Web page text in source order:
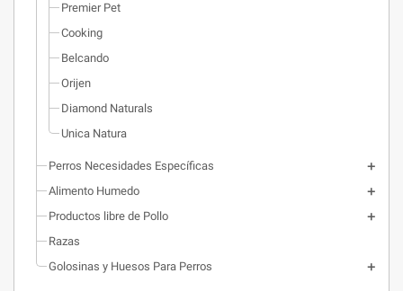
Premier Pet
Cooking
Belcando
Orijen
Diamond Naturals
Unica Natura
Perros Necesidades Específicas
Alimento Humedo
Productos libre de Pollo
Razas
Golosinas y Huesos Para Perros